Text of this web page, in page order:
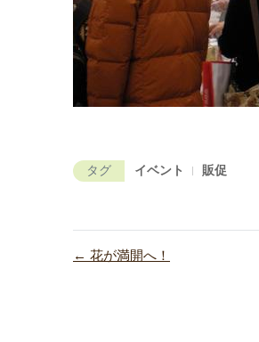
タグ イベント
販促
← 花が満開へ！